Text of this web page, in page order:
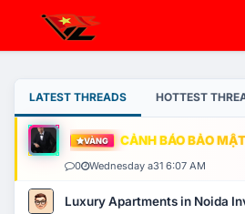
LATEST THREADS HOTTEST
VÀNG CẢNH BÁO BẢO
0 Wednesday a31 6:07 AM
Luxury Apartments in Noida